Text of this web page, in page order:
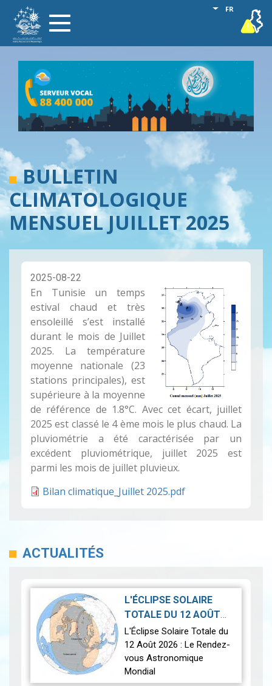
contenu
Toggle
navigation
FR
Lister les
vigilance
BULLETIN
CLIMATOLOGIQUE
MENSUEL JUILLET 2025
2025-08-22
En Tunisie un temps
estival chaud et très
ensoleillé s’est installé
durant le mois de Juillet
2025. La température
moyenne nationale (23
stations principales), est
supérieure à la moyenne
de référence de 1.8°C. Avec cet écart, juillet
2025 est classé le 4 ème mois le plus chaud. La
pluviométrie a été caractérisée par un
excédent pluviométrique, juillet 2025 est
parmi les mois de juillet pluvieux.
Bilan climatique_Juillet 2025.pdf
ACTUALITÉS
L'ÉCLIPSE SOLAIRE
TOTALE DU 12 AOÛT
2026|2026-07-21
L'Éclipse Solaire Totale du
12 Août 2026 : Le Rendez-
vous Astronomique
Mondial